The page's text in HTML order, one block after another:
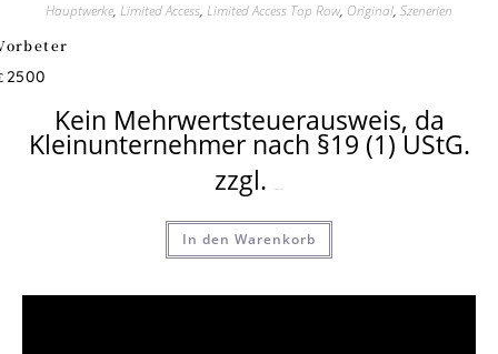
Hauptwerke, Limited Access, Limited Access Top Row, Original, Szenerien
2500
Kein Mehrwertsteuerausweis, da
Kleinunternehmer nach §19 (1) UStG.
zzgl.
In den Warenkorb